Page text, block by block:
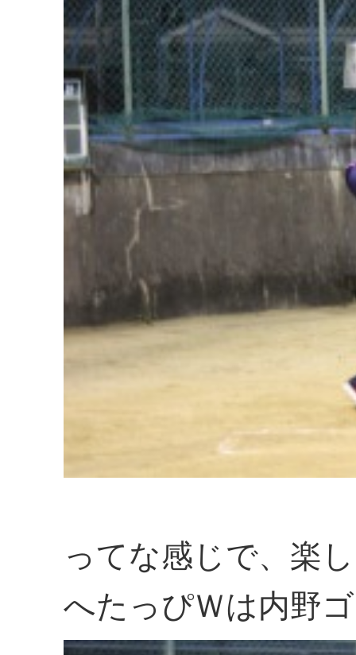
ってな感じで、楽
へたっぴＷは内野